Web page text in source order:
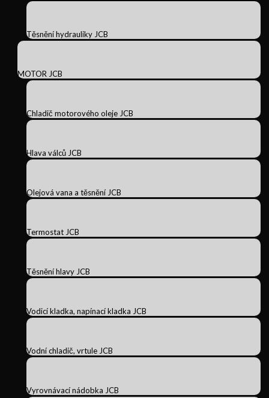
Těsnění hydrauliky JCB
MOTOR JCB
Chladič motorového oleje JCB
Hlava válců JCB
Olejová vana a těsnění JCB
Termostat JCB
Těsnění hlavy JCB
Vodicí kladka, napínací kladka JCB
Vodní chladič, vrtule JCB
Vyrovnávací nádobka JCB